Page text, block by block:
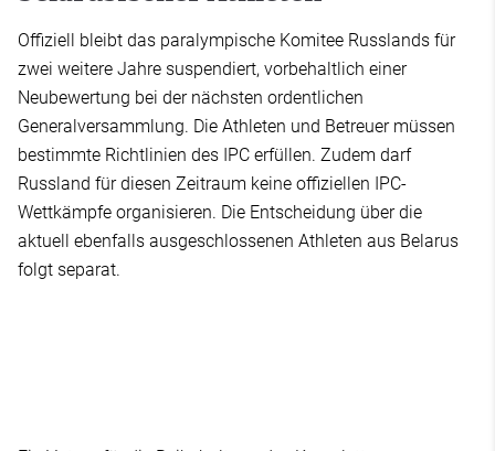
Offiziell bleibt das paralympische Komitee Russlands für
zwei weitere Jahre suspendiert, vorbehaltlich einer
Neubewertung bei der nächsten ordentlichen
Generalversammlung. Die Athleten und Betreuer müssen
bestimmte Richtlinien des IPC erfüllen. Zudem darf
Russland für diesen Zeitraum keine offiziellen IPC-
Wettkämpfe organisieren. Die Entscheidung über die
aktuell ebenfalls ausgeschlossenen Athleten aus Belarus
folgt separat.